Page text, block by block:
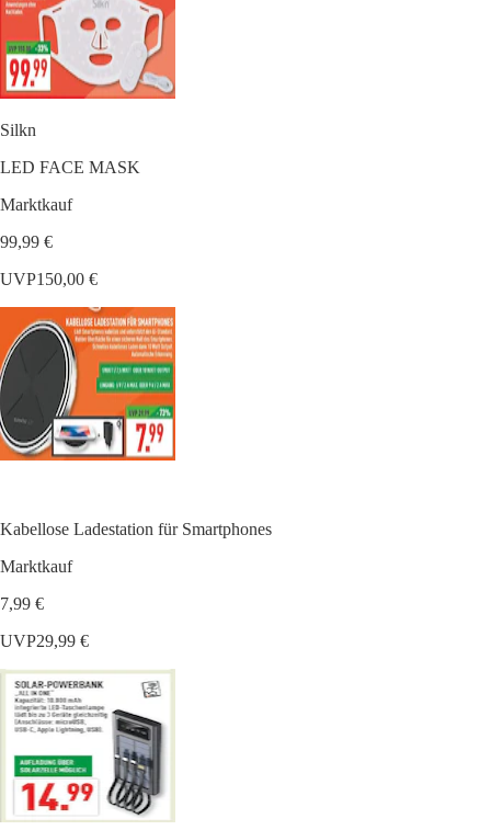
Silkn
LED FACE MASK
Marktkauf
99,99 €
UVP150,00 €
Kabellose Ladestation für Smartphones
Marktkauf
7,99 €
UVP29,99 €